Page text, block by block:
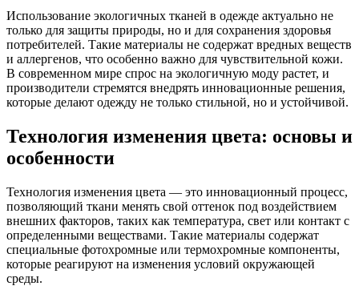
Использование экологичных тканей в одежде актуально не
только для защиты природы, но и для сохранения здоровья
потребителей. Такие материалы не содержат вредных веществ
и аллергенов, что особенно важно для чувствительной кожи.
В современном мире спрос на экологичную моду растет, и
производители стремятся внедрять инновационные решения,
которые делают одежду не только стильной, но и устойчивой.
Технология изменения цвета: основы и
особенности
Технология изменения цвета — это инновационный процесс,
позволяющий ткани менять свой оттенок под воздействием
внешних факторов, таких как температура, свет или контакт с
определенными веществами. Такие материалы содержат
специальные фотохромные или термохромные компоненты,
которые реагируют на изменения условий окружающей
среды.